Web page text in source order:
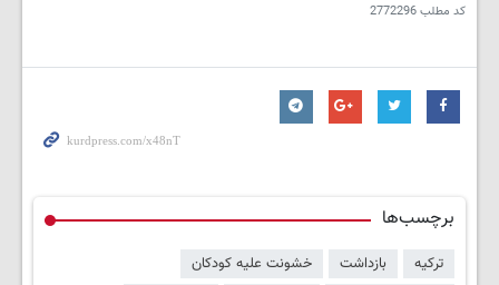
کد مطلب2772296
برچسب‌ها
ترکیه بازداشت
خشونت علیه کودکان